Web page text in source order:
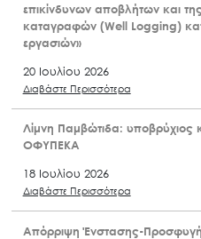
επικίνδυνων αποβλήτων και
καταγραφών (Well Logging)
εργασιών»
20 Ιουλίου 2026
Διαβάστε Περισσότερα
Λίμνη Παμβώτιδα: υποβρύχιος
ΟΦΥΠΕΚΑ
18 Ιουλίου 2026
Διαβάστε Περισσότερα
Απόρριψη Ένστασης-